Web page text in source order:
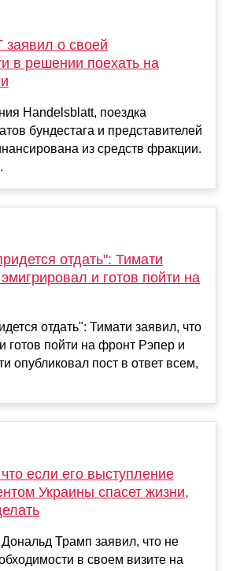
заявил о своей
в решении поехать на
Handelsblatt, поездка
бундестага и представителей
из средств фракции.
отдать": Тимати
и готов пойти на
отдать": Тимати заявил, что
готов пойти на фронт Рэпер и
опубликовал пост в ответ всем,
если его выступление
Украины спасет жизни,
Трамп заявил, что не
в своем визите на